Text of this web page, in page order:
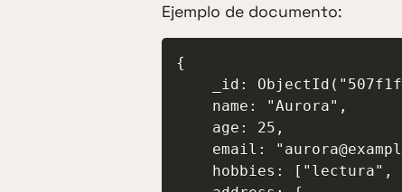
Ejemplo de documento:
{